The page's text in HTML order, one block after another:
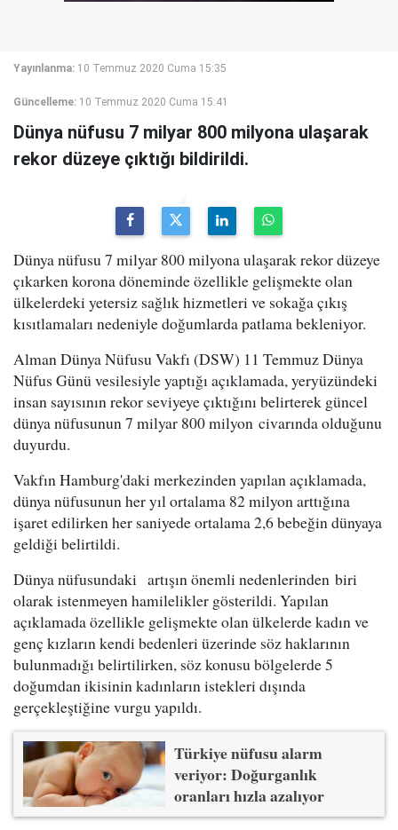
Yayınlanma: 10 Temmuz 2020 Cuma 15:35
Güncelleme: 10 Temmuz 2020 Cuma 15:41
Dünya nüfusu 7 milyar 800 milyona ulaşarak
rekor düzeye çıktığı bildirildi.
Dünya nüfusu 7 milyar 800 milyona ulaşarak rekor düzeye
çıkarken korona döneminde özellikle gelişmekte olan
ülkelerdeki yetersiz sağlık hizmetleri ve sokağa çıkış
kısıtlamaları nedeniyle doğumlarda patlama bekleniyor.
Alman Dünya Nüfusu Vakfı (DSW) 11 Temmuz Dünya
Nüfus Günü vesilesiyle yaptığı açıklamada, yeryüzündeki
insan sayısının rekor seviyeye çıktığını belirterek güncel
dünya nüfusunun 7 milyar 800 milyon civarında olduğunu
duyurdu.
Vakfın Hamburg'daki merkezinden yapılan açıklamada,
dünya nüfusunun her yıl ortalama 82 milyon arttığına
işaret edilirken her saniyede ortalama 2,6 bebeğin dünyaya
geldiği belirtildi.
Dünya nüfusundaki artışın önemli nedenlerinden biri
olarak istenmeyen hamilelikler gösterildi. Yapılan
açıklamada özellikle gelişmekte olan ülkelerde kadın ve
genç kızların kendi bedenleri üzerinde söz haklarının
bulunmadığı belirtilirken, söz konusu bölgelerde 5
doğumdan ikisinin kadınların istekleri dışında
gerçekleştiğine vurgu yapıldı.
Türkiye nüfusu alarm
veriyor: Doğurganlık
oranları hızla azalıyor